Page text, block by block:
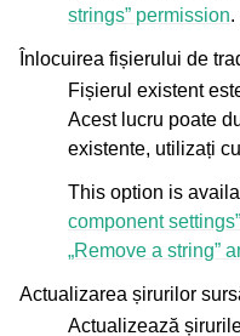
strings” permission.
Înlocuirea fișierului de
Fișierul existent
Acest lucru poate
existente, utilizați
This option is
component
„Remove a string”
Actualizarea șirurilor
Actualizează